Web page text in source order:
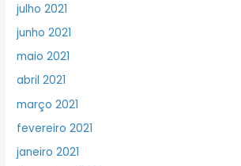
julho 2021
junho 2021
maio 2021
abril 2021
março 2021
fevereiro 2021
janeiro 2021